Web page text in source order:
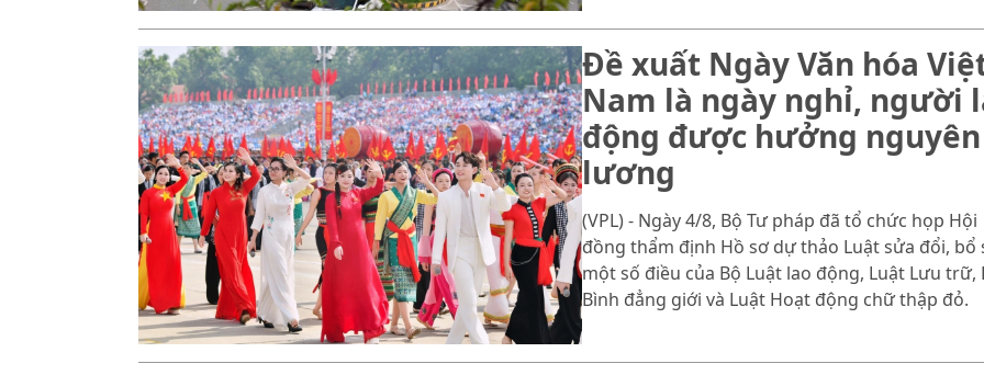
Đề xuất Ngày Văn hóa
Nam là ngày nghỉ, người
động được hưởng nguyên
lương
(VPL) - Ngày 4/8, Bộ Tư pháp đã tổ chức họp Hội
đồng thẩm định Hồ sơ dự thảo Luật sửa đổi, bổ
một số điều của Bộ Luật lao động, Luật Lưu trữ,
Bình đẳng giới và Luật Hoạt động chữ thập đỏ.